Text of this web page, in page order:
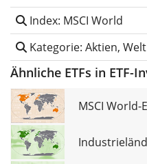
Index: MSCI World
Kategorie: Aktien, Welt
Ähnliche ETFs in ETF-
MSCI World-